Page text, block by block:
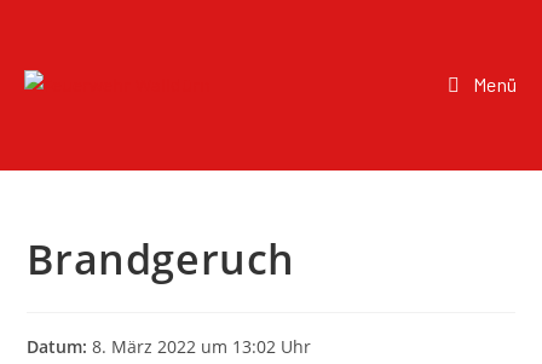
Menü
Brandgeruch
Datum: 8. März 2022 um 13:02 Uhr